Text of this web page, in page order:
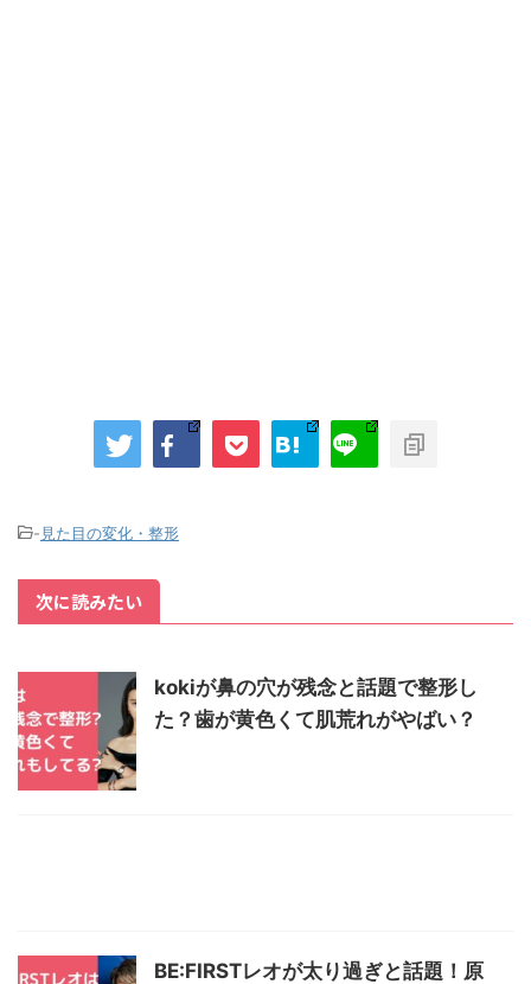
-見た目の変化・整形
次に読みたい
kokiが鼻の穴が残念と話題で整形し
た？歯が黄色くて肌荒れがやばい？
BE:FIRSTレオが太り過ぎと話題！原